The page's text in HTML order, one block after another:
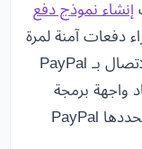
إنشاء نموذج دفع
دفعات آمنة لمرة
واحدة مباشرة من موقعك الإلكتروني. للاتصال بـ PayPal
واجهة برمجة
التطبيقات PayPal REST API، والتي يحددها PayPal